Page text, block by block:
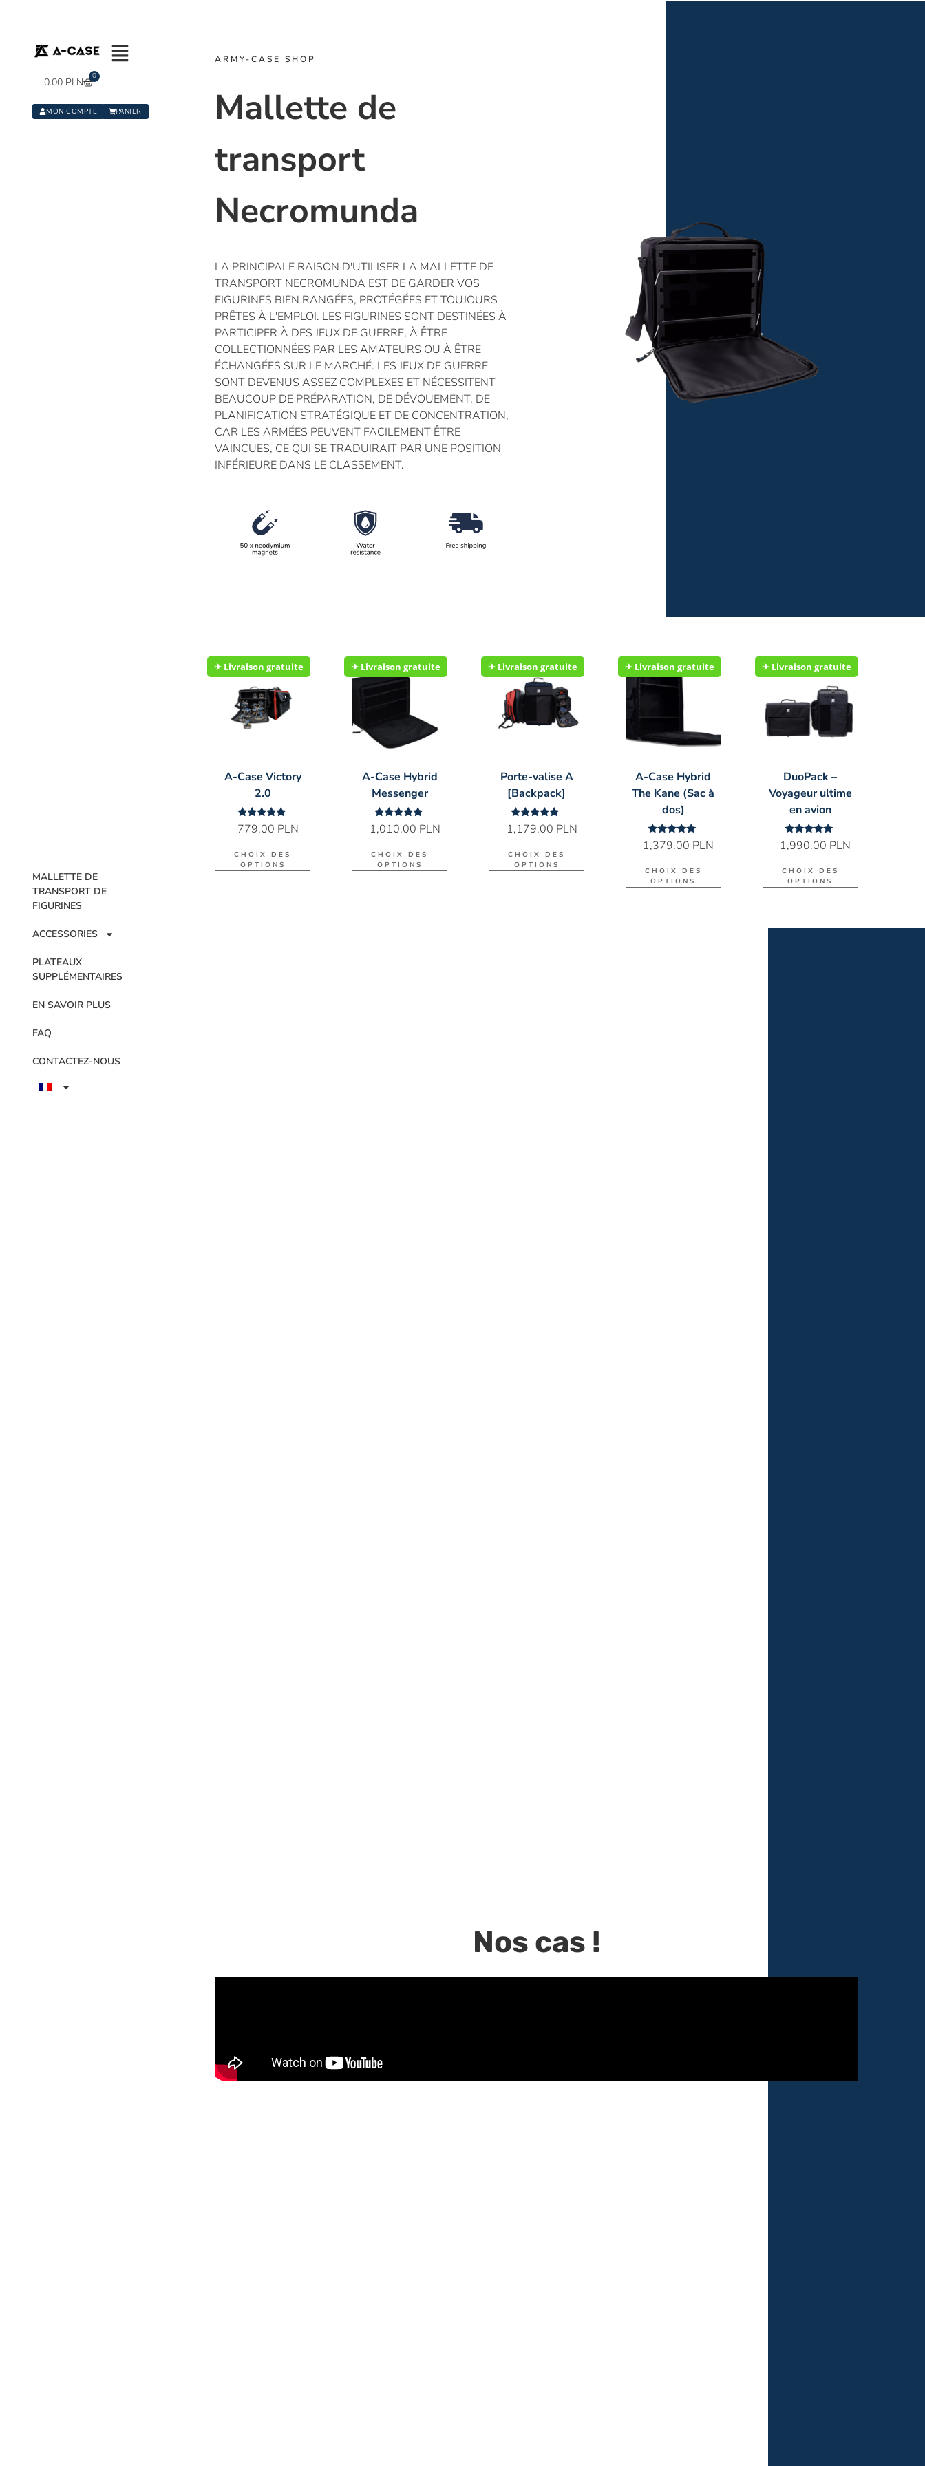
0.00 PLN
0
MON COMPTE PANIER
MALLETTE DE
TRANSPORT DE
FIGURINES
ACCESSORIES
PLATEAUX
SUPPLÉMENTAIRES
EN SAVOIR PLUS
FAQ
CONTACTEZ-NOUS
ARMY-CASE SHOP
Mallette de
transport
Necromunda
LA PRINCIPALE RAISON D'UTILISER LA MALLETTE DE
TRANSPORT NECROMUNDA EST DE GARDER VOS
FIGURINES BIEN RANGÉES, PROTÉGÉES ET TOUJOURS
PRÊTES À L'EMPLOI. LES FIGURINES SONT DESTINÉES À
PARTICIPER À DES JEUX DE GUERRE, À ÊTRE
COLLECTIONNÉES PAR LES AMATEURS OU À ÊTRE
ÉCHANGÉES SUR LE MARCHÉ. LES JEUX DE GUERRE
SONT DEVENUS ASSEZ COMPLEXES ET NÉCESSITENT
BEAUCOUP DE PRÉPARATION, DE DÉVOUEMENT, DE
PLANIFICATION STRATÉGIQUE ET DE CONCENTRATION,
CAR LES ARMÉES PEUVENT FACILEMENT ÊTRE
VAINCUES, CE QUI SE TRADUIRAIT PAR UNE POSITION
INFÉRIEURE DANS LE CLASSEMENT.
✈︎ Livraison gratuite
A-Case Victory
2.0
Note
5.00
779.00 PLN
CHOIX DES
OPTIONS
✈︎ Livraison gratuite
A-Case Hybrid
Messenger
Note
5.00
1,010.00 PLN
CHOIX DES
OPTIONS
✈︎ Livraison gratuite
Porte-valise A
[Backpack]
Note
5.00
1,179.00 PLN
CHOIX DES
OPTIONS
✈︎ Livraison gratuite
A-Case Hybrid
The Kane (Sac à
dos)
Note
5.00
1,379.00 PLN
CHOIX DES
OPTIONS
✈︎ Livraison gratuite
DuoPack –
Voyageur ultime
en avion
Note
5.00
1,990.00 PLN
CHOIX DES
OPTIONS
Nos cas !